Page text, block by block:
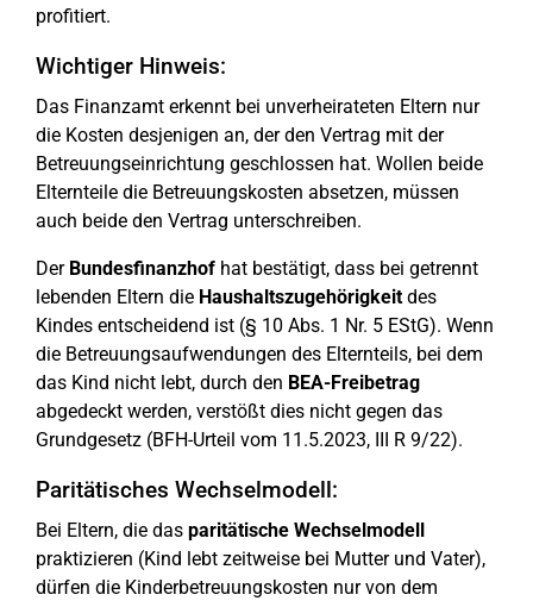
profitiert.
Wichtiger Hinweis:
Das Finanzamt erkennt bei unverheirateten Eltern nur
die Kosten desjenigen an, der den Vertrag mit der
Betreuungseinrichtung geschlossen hat. Wollen beide
Elternteile die Betreuungskosten absetzen, müssen
auch beide den Vertrag unterschreiben.
Der Bundesfinanzhof hat bestätigt, dass bei getrennt
lebenden Eltern die Haushaltszugehörigkeitdes
Kindes entscheidend ist (§ 10 Abs. 1 Nr. 5 EStG). Wenn
die Betreuungsaufwendungen des Elternteils, bei dem
das Kind nicht lebt, durch den BEA-Freibetrag
abgedeckt werden, verstößt dies nicht gegen das
Grundgesetz (BFH-Urteil vom 11.5.2023, III R 9/22).
Paritätisches Wechselmodell:
Bei Eltern, die das paritätische Wechselmodell
praktizieren (Kind lebt zeitweise bei Mutter und Vater),
dürfen die Kinderbetreuungskosten nur von dem